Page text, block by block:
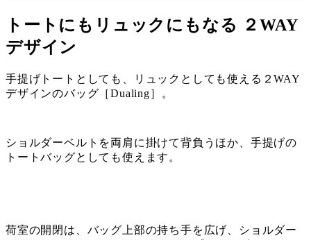
トートにもリュックにもなる ２WAY
デザイン
手提げトートとしても、リュックとしても使える２WAY
デザインのバッグ［Dualing］。
ショルダーベルトを両肩に掛けて背負うほか、手提げの
トートバッグとしても使えます。
荷室の開閉は、バッグ上部の持ち手を広げ、ショルダー